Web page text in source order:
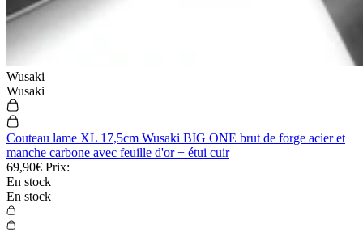
Wusaki
Wusaki
Couteau lame XL 17,5cm Wusaki BIG ONE brut de forge acier et
manche carbone avec feuille d'or + étui cuir
69,90€ Prix:
En stock
En stock